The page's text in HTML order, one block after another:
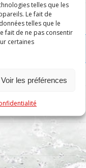
telles que les
Le fait de
telles que le
fait de ne pas consentir
certaines
Voir les préférences